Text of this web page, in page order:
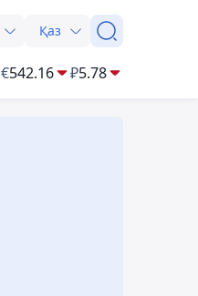
Қаз
€542.16 ₽5.78